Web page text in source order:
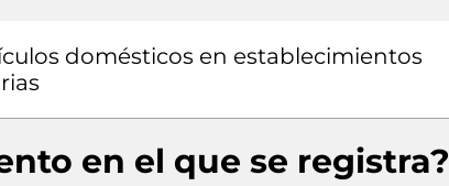
domésticos en establecimientos
en el que se registra?